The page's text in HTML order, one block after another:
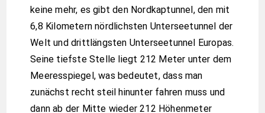
keine mehr, es gibt den Nordkaptunnel, den mit
6,8 Kilometern nördlichsten Unterseetunnel der
Welt und drittlängsten Unterseetunnel Europas.
Seine tiefste Stelle liegt 212 Meter unter dem
Meeresspiegel, was bedeutet, dass man
zunächst recht steil hinunter fahren muss und
dann ab der Mitte wieder 212 Höhenmeter